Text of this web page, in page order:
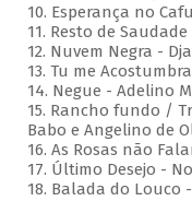
10. Esperança no
11. Resto de
12. Nuvem Negra -
13. Tu me
14. Negue - Adelino
15. Rancho fundo /
Babo e Angelino de
16. As Rosas não
17. Último Desejo -
18. Balada do Louco